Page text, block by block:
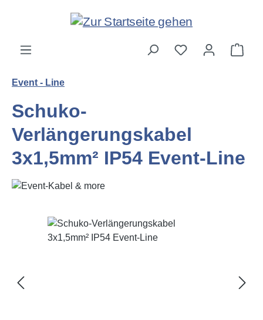
Zum Hauptinhalt springen
Event - Line
Schuko-
Verlängerungskabel
3x1,5mm² IP54 Event-Line
Bildergalerie überspringen